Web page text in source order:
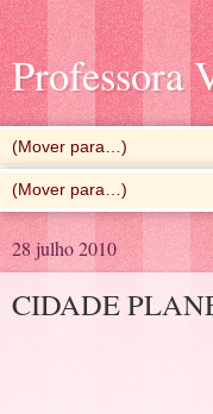
Professora
28 julho 2010
CIDADE